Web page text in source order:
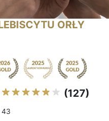
ORŁY
(127)
43